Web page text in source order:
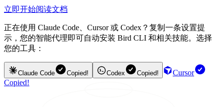
立即开始阅读文档
正在使用 Claude Code、Cursor 或 Codex？复制一条设置提
示，您的智能代理即可自动安装 Bird CLI 和相关技能。选择
您的工具：
Claude Code Copied! Codex Copied!
Cursor
Copied!